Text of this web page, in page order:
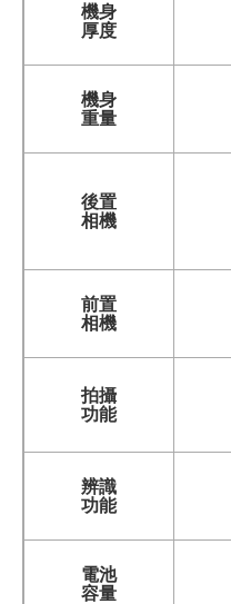
機身
厚度
機身
重量
後置
相機
前置
相機
拍攝
功能
辨識
功能
電池
容量